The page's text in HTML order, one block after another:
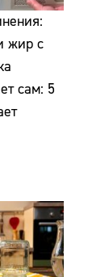
жир с
сам: 5